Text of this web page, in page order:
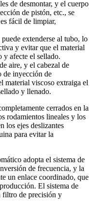
de desmontar, y el cuerpo
de pistón, etc., se
fácil de limpiar,
extenderse al tubo, lo
y evitar que el material
y afecte el sellado.
aire, y el cabezal de
de inyección de
material viscoso extraiga el
y llenado.
cerrados en la
rodamientos lineales y los
los ejes deslizantes
para evitar la
adopta el sistema de
de frecuencia, y la
un enlace coordinado, que
El sistema de
filtro de precisión y